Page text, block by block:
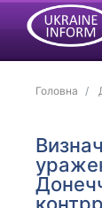
Головна